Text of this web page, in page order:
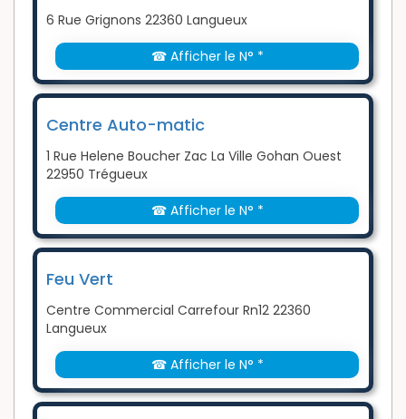
6 Rue Grignons 22360 Langueux
☎ Afficher le N° *
Centre Auto-matic
1 Rue Helene Boucher Zac La Ville Gohan Ouest
22950 Trégueux
☎ Afficher le N° *
Feu Vert
Centre Commercial Carrefour Rn12 22360
Langueux
☎ Afficher le N° *